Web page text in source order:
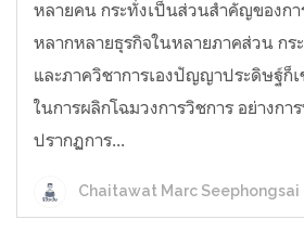
หลายคน กระทั่งเป็นส่วนสำคัญของก
หลากหลายธุรกิจในหลายภาคส่วน กร
และภาควิชาการเองปัญญาประดิษฐ์
ในการผลิกโฉมวงการวิชการ อย่างก
ปรากฏการ...
Chaitawat Marc Seephongsai